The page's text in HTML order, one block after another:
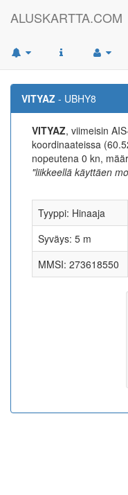
ALUSKARTTA.COM
VITYAZ - UBHY8
VITYAZ, viimeisin
koordinaateissa
nopeutena 0 kn,
"liikkeellä käyttäen
Tyyppi: Hinaaja
Syväys: 5 m
MMSI: 273618550